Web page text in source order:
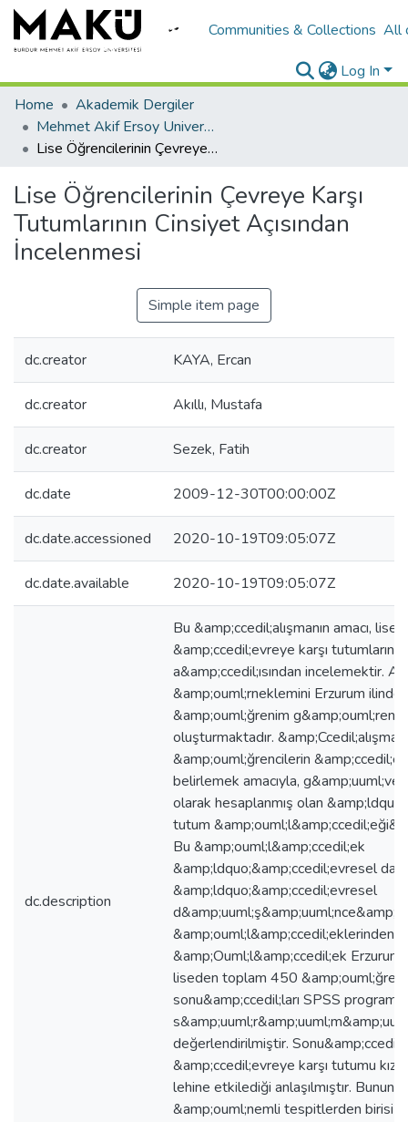
Communities & Collections All
Log In
Home
Akademik Dergiler
Mehmet Akif Ersoy University Journal of Education Faculty
Lise Öğrencilerinin Çevreye Karşı Tutumlarının Cinsiyet Açısından İncelenmesi
Lise Öğrencilerinin Çevreye Karşı
Tutumlarının Cinsiyet Açısından
İncelenmesi
Simple item page
dc.creator KAYA, Ercan
dc.creator Akıllı, Mustafa
dc.creator Sezek, Fatih
dc.date 2009-12-30T00:00:00Z
dc.date.accessioned 2020-10-19T09:05:07Z
dc.date.available 2020-10-19T09:05:07Z
dc.description
Bu &amp;ccedil;alışmanın amacı,
&amp;ccedil;evreye karşı tutumlarını
a&amp;ccedil;ısından incelemektir.
&amp;ouml;rneklemini Erzurum ilinde
&amp;ouml;ğrenim g&amp;ouml;ren
oluşturmaktadır. &amp;Ccedil;alışma
&amp;ouml;ğrencilerin
belirlemek amacıyla,
olarak hesaplanmış olan
tutum
Bu &amp;ouml;l&amp;ccedil;ek
&amp;ldquo;&amp;ccedil;evresel
&amp;ldquo;&amp;ccedil;evresel
&amp;ouml;l&amp;ccedil;eklerinden
&amp;Ouml;l&amp;ccedil;ek
liseden toplam 450
sonu&amp;ccedil;ları SPSS programı
değerlendirilmiştir.
&amp;ccedil;evreye karşı tutumu kız
lehine etkilediği anlaşılmıştır.
&amp;ouml;nemli tespitlerden birisi